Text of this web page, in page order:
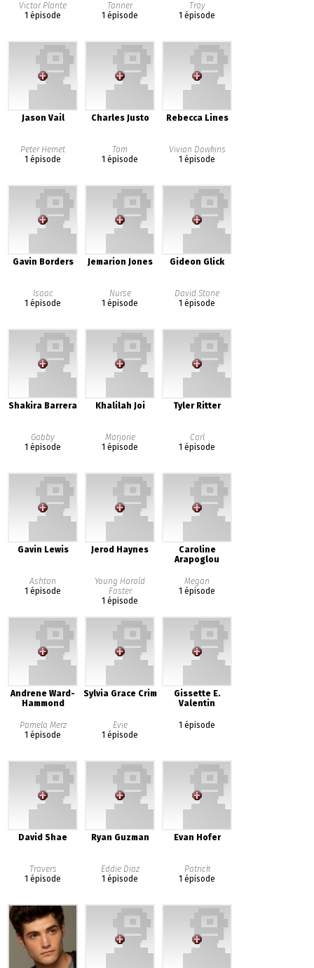
Victor Plante
1 épisode
Tanner
1 épisode
Tray
1 épisode
Jason Vail
Peter Hemet
1 épisode
Charles Justo
Tom
1 épisode
Rebecca Lines
Vivian Dawkins
1 épisode
Gavin Borders
Isaac
1 épisode
Jemarion Jones
Nurse
1 épisode
Gideon Glick
David Stone
1 épisode
Shakira Barrera
Gabby
1 épisode
Khalilah Joi
Marjorie
1 épisode
Tyler Ritter
Carl
1 épisode
Gavin Lewis
Ashton
1 épisode
Jerod Haynes
Young Harold
Foster
1 épisode
Caroline
Arapoglou
Megan
1 épisode
Andrene Ward-
Hammond
Pamela Merz
1 épisode
Sylvia Grace Crim
Evie
1 épisode
Gissette E.
Valentin
1 épisode
David Shae
Travers
1 épisode
Ryan Guzman
Eddie Diaz
1 épisode
Evan Hofer
Patrick
1 épisode